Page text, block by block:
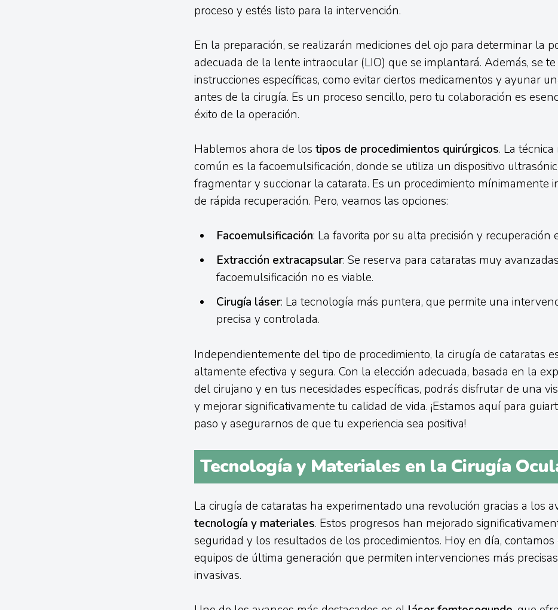
proceso y estés listo para la intervención.
En la preparación, se realizarán mediciones del ojo para determinar la
adecuada de la lente intraocular (LIO) que se implantará. Además, se
instrucciones específicas, como evitar ciertos medicamentos y ayunar
antes de la cirugía. Es un proceso sencillo, pero tu colaboración es
éxito de la operación.
Hablemos ahora de los tipos de procedimientos quirúrgicos. La técnica
común es la facoemulsificación, donde se utiliza un dispositivo
fragmentar y succionar la catarata. Es un procedimiento mínimamente
de rápida recuperación. Pero, veamos las opciones:
Facoemulsificación: La favorita por su alta precisión y recuperación
Extracción extracapsular: Se reserva para cataratas muy
facoemulsificación no es viable.
Cirugía láser: La tecnología más puntera, que permite una
precisa y controlada.
Independientemente del tipo de procedimiento, la cirugía de cataratas
altamente efectiva y segura. Con la elección adecuada, basada en la
del cirujano y en tus necesidades específicas, podrás disfrutar de una
y mejorar significativamente tu calidad de vida. ¡Estamos aquí para
paso y asegurarnos de que tu experiencia sea positiva!
Tecnología y Materiales en la Cirugía
La cirugía de cataratas ha experimentado una revolución gracias a los
tecnología y materiales. Estos progresos han mejorado
seguridad y los resultados de los procedimientos. Hoy en día, contamos
equipos de última generación que permiten intervenciones más
invasivas.